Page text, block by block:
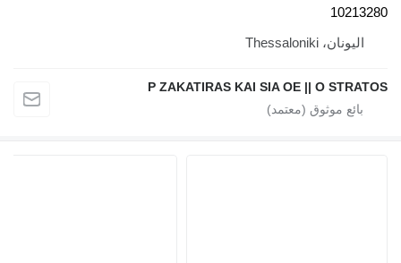
10213280
اليونان، Thessaloniki
P ZAKATIRAS KAI SIA OE || O STRATOS